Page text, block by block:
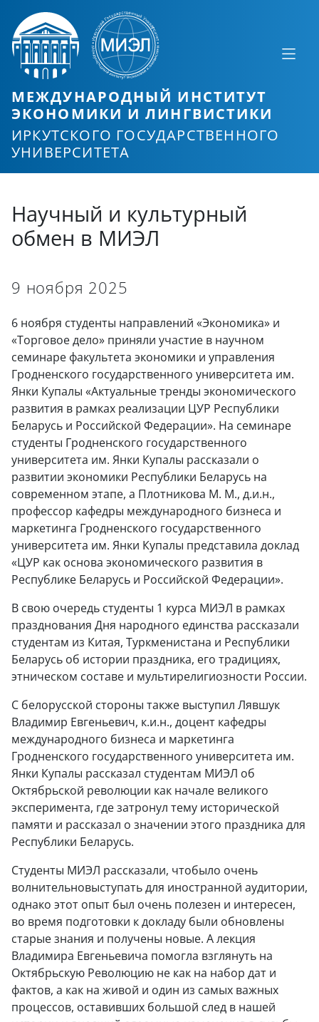
МЕЖДУНАРОДНЫЙ ИНСТИТУТ
ЭКОНОМИКИ И ЛИНГВИСТИКИ
ИРКУТСКОГО ГОСУДАРСТВЕННОГО
УНИВЕРСИТЕТА
Научный и культурный
обмен в МИЭЛ
9 ноября 2025
6 ноября студенты направлений «Экономика» и
«Торговое дело» приняли участие в научном
семинаре факультета экономики и управления
Гродненского государственного университета им.
Янки Купалы «Актуальные тренды экономического
развития в рамках реализации ЦУР Республики
Беларусь и Российской Федерации». На семинаре
студенты Гродненского государственного
университета им. Янки Купалы рассказали о
развитии экономики Республики Беларусь на
современном этапе, а Плотникова М. М., д.и.н.,
профессор кафедры международного бизнеса и
маркетинга Гродненского государственного
университета им. Янки Купалы представила доклад
«ЦУР как основа экономического развития в
Республике Беларусь и Российской Федерации».
В свою очередь студенты 1 курса МИЭЛ в рамках
празднования Дня народного единства рассказали
студентам из Китая, Туркменистана и Республики
Беларусь об истории праздника, его традициях,
этническом составе и мультирелигиозности России.
С белорусской стороны также выступил Лявшук
Владимир Евгеньевич, к.и.н., доцент кафедры
международного бизнеса и маркетинга
Гродненского государственного университета им.
Янки Купалы рассказал студентам МИЭЛ об
Октябрьской революции как начале великого
эксперимента, где затронул тему исторической
памяти и рассказал о значении этого праздника для
Республики Беларусь.
Студенты МИЭЛ рассказали, чтобыло очень
волнительновыступать для иностранной аудитории,
однако этот опыт был очень полезен и интересен,
во время подготовки к докладу были обновлены
старые знания и получены новые. А лекция
Владимира Евгеньевича помогла взглянуть на
Октябрьскую Революцию не как на набор дат и
фактов, а как на живой и один из самых важных
процессов, оставивших большой след в нашей